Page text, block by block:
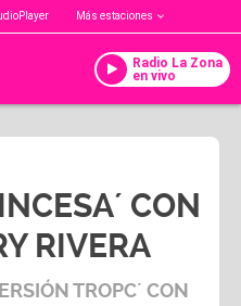
Más estaciones
Radio La Zona
en vivo
CON
RIVERA
TROPC´ CON